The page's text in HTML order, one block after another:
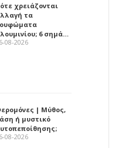
χρειάζονται
τα
6 σημά…
08-2026
| Μύθος,
ή μυστικό
08-2026